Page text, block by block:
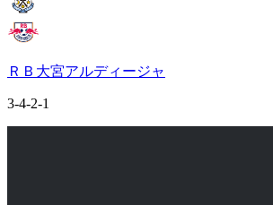
ＲＢ大宮アルディージャ
3-4-2-1